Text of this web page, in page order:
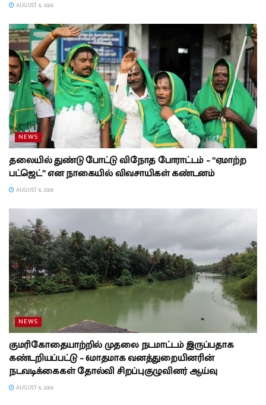
AUGUST 6, 2026
NEWS
தலையில் துண்டு போட்டு விநோத போராட்டம் – “ஏமாற்ற
பட்ஜெட்” என நாகையில் விவசாயிகள் கண்டனம்
AUGUST 6, 2026
NEWS
குமரிகோதையாற்றில் முதலை நடமாட்டம் இருப்பதாக
கண்டறியப்பட்டு – 6மாதமாக வனத்துறையினரின்
நடவடிக்கைகள் தோல்வி சிறப்புகுழுவினர் ஆய்வு
AUGUST 6, 2026